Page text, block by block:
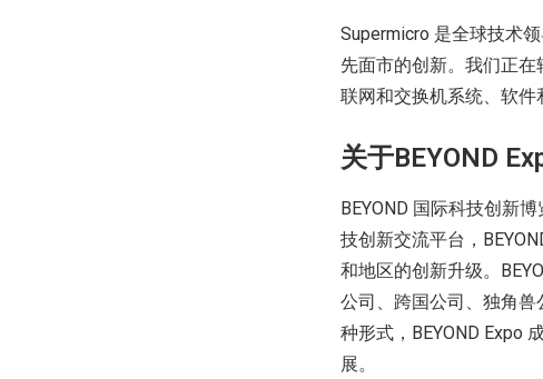
Supermicro 是全球技术
先面市的创新。我们正
联网和交换机系统、软件
关于BEYOND
BEYOND 国际科技创新
技创新交流平台，
和地区的创新升级。
公司、跨国公司、独角
种形式，BEYOND Expo
展。